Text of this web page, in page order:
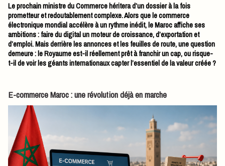
Le prochain ministre du Commerce héritera d’un dossier à la fois
prometteur et redoutablement complexe. Alors que le commerce
électronique mondial accélère à un rythme inédit, le Maroc affiche ses
ambitions : faire du digital un moteur de croissance, d’exportation et
d’emploi. Mais derrière les annonces et les feuilles de route, une question
demeure : le Royaume est-il réellement prêt à franchir un cap, ou risque-
t-il de voir les géants internationaux capter l’essentiel de la valeur créée ?
​E-commerce Maroc : une révolution déjà en marche